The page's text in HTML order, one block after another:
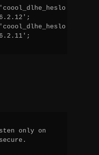
'coool_dlhe_heslo';
'coool_dlhe_heslo';
only on